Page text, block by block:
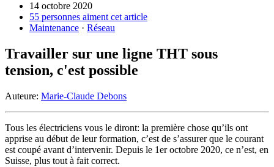
14 octobre 2020
55 personnes aiment cet article
Maintenance · Réseau
Travailler sur une ligne THT sous
tension, c'est possible
Auteure: Marie-Claude Debons
Tous les électriciens vous le diront: la première chose qu’ils ont
apprise au début de leur formation, c’est de s’assurer que le courant
est coupé avant d’intervenir. Depuis le 1er octobre 2020, ce n’est, en
Suisse, plus tout à fait correct.